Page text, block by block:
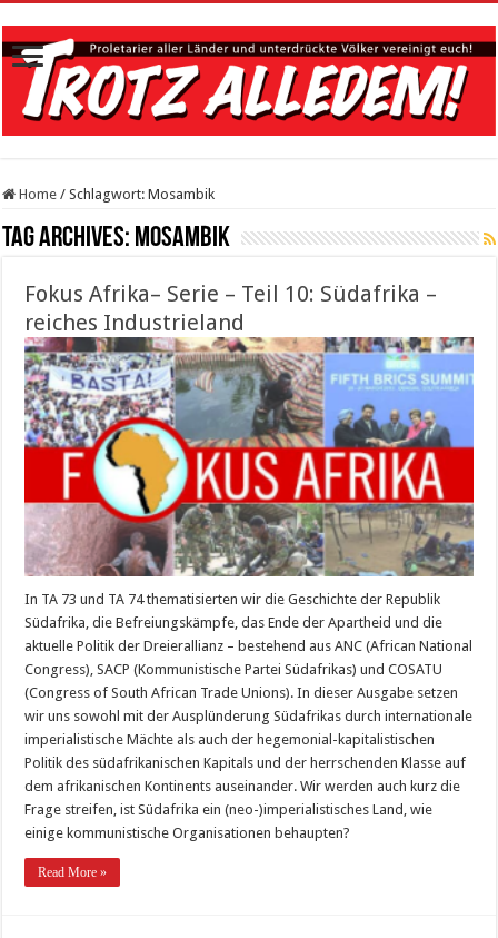
Home / Schlagwort:Mosambik
Tag Archives: Mosambik
Fokus Afrika– Serie – Teil 10: Südafrika –
reiches Industrieland
In TA 73 und TA 74 thematisierten wir die Geschichte der Republik
Südafrika, die Befreiungskämpfe, das Ende der Apartheid und die
aktuelle Politik der Dreierallianz – bestehend aus ANC (African National
Congress), SACP (Kommunistische Partei Südafrikas) und COSATU
(Congress of South African Trade Unions). In dieser Ausgabe setzen
wir uns sowohl mit der Ausplünderung Südafrikas durch internationale
imperialistische Mächte als auch der hegemonial-kapitalistischen
Politik des südafrikanischen Kapitals und der herrschenden Klasse auf
dem afrikanischen Kontinents auseinander. Wir werden auch kurz die
Frage streifen, ist Südafrika ein (neo-)imperialistisches Land, wie
einige kommunistische Organisationen behaupten?
Read More »